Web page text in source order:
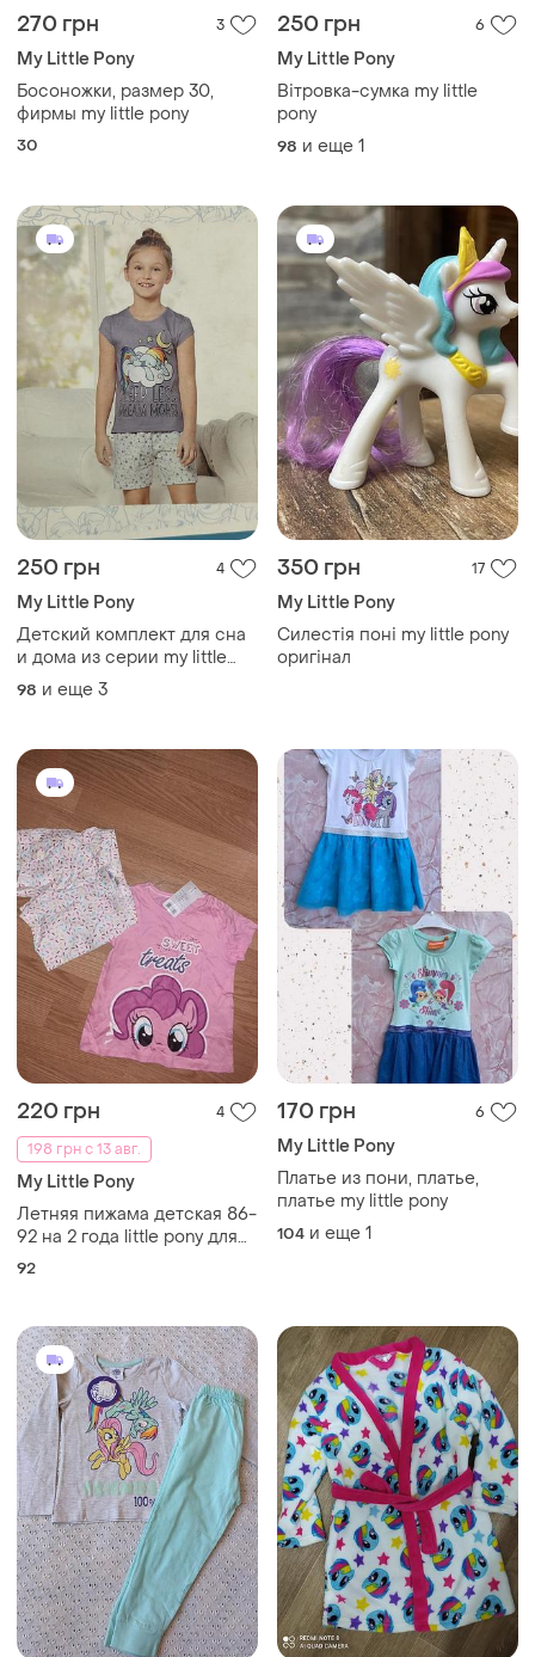
270 грн 3
My Little Pony
Босоножки, размер 30,
фирмы my little pony
30
250 грн 6
My Little Pony
Вітровка-сумка my little
pony
98 и еще 1
250 грн 4
My Little Pony
Детский комплект для сна
и дома из серии my little
pony, состоящий из
футболки и шорт.
98 и еще 3
350 грн 17
My Little Pony
Силестія поні my little pony
оригінал
220 грн
4
198 грн с 13 авг.
My Little Pony
Летняя пижама детская 86-
92 на 2 года little pony для
девочки пони 18-24 мес
92
170 грн 6
My Little Pony
Платье из пони, платье,
платье my little pony
104 и еще 1